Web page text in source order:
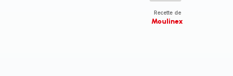
Recette de
Moulinex